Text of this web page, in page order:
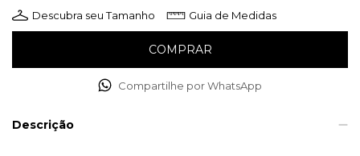
Descubra seu Tamanho Guia de Medidas
Compartilhe por WhatsApp
Descrição